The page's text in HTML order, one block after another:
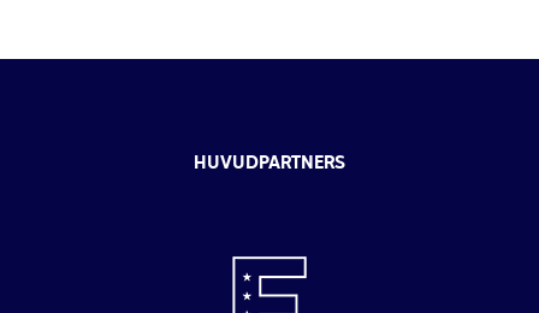
HUVUDPARTNERS